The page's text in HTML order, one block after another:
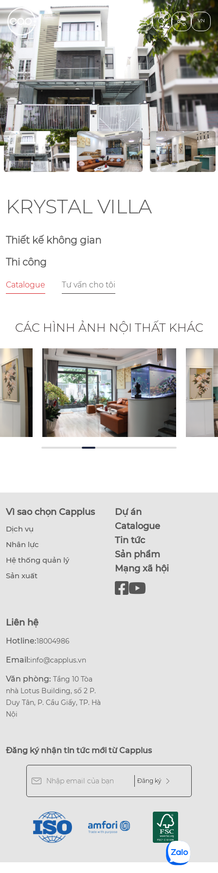
KRYSTAL VILLA
Thiết kế không gian
Thi công
Catalogue Tư vấn cho tôi
CÁC HÌNH ẢNH NỘI THẤT KHÁC
Vì sao chọn Capplus
Dịch vụ
Nhân lực
Hệ thống quản lý
Sản xuất
Dự án
Catalogue
Tin tức
Sản phẩm
Mạng xã hội
Liên hệ
Hotline:18004986
Email:info@capplus.vn
Văn phòng: Tầng 10 Tòa
nhà Lotus Building, số 2 P.
Duy Tân, P. Cầu Giấy, TP. Hà
Nội
Đăng ký nhận tin tức mới từ Capplus
Đăng ký